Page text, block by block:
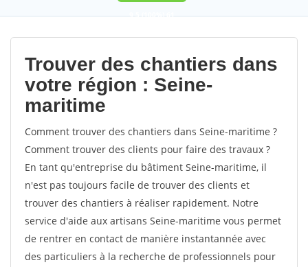
9,5(100%)61
votes
Trouver des chantiers dans
votre région : Seine-
maritime
Comment trouver des chantiers dans Seine-maritime ?
Comment trouver des clients pour faire des travaux ?
En tant qu'entreprise du bâtiment Seine-maritime, il
n'est pas toujours facile de trouver des clients et
trouver des chantiers à réaliser rapidement. Notre
service d'aide aux artisans Seine-maritime vous permet
de rentrer en contact de manière instantannée avec
des particuliers à la recherche de professionnels pour